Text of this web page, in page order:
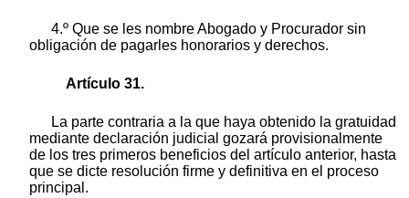
4.º Que se les nombre Abogado y Procurador sin
obligación de pagarles honorarios y derechos.
Artículo 31.
La parte contraria a la que haya obtenido la gratuidad
mediante declaración judicial gozará provisionalmente
de los tres primeros beneficios del artículo anterior, hasta
que se dicte resolución firme y definitiva en el proceso
principal.